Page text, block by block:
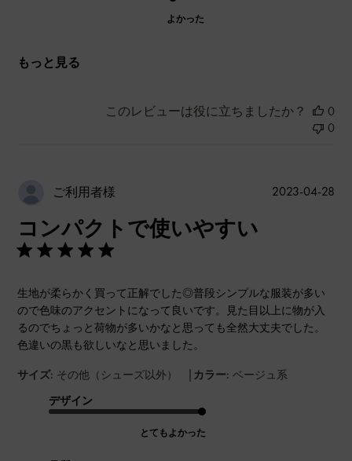
よかった
もっと見る
このレビューは役に立ちましたか？
0
0
ご利用者様
コンパクトで使いやすい
生地が柔らかく買って正解でした◎普段シンプルな服装が多い
ので色味のアクセントになって良いです。見た目以上に物が入
るのでちょっと荷物が多いかなと思っても全然大丈夫でした。
色違いの黒も欲しいなと思いました。
サイズ: その他（シューズ以外） | カラー: ベージュ系
デザイン
とてもよかった
公
2023-04-28